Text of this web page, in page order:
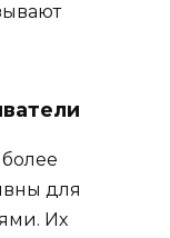
для
Их